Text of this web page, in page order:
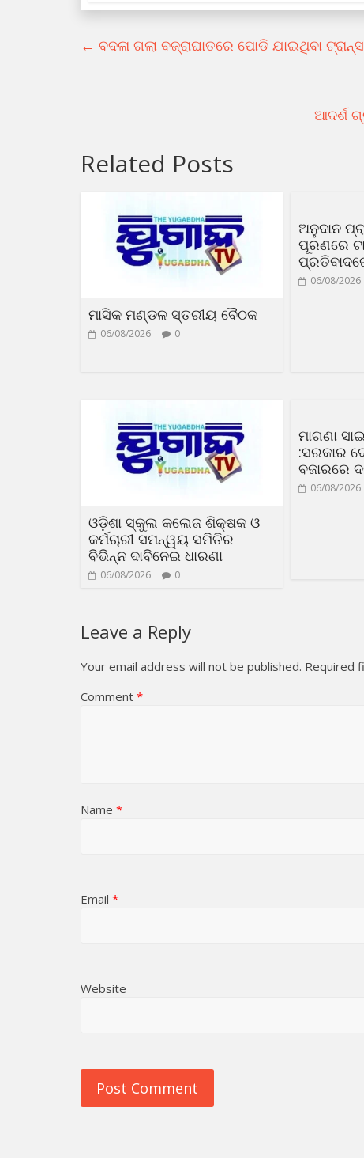
← ବଦଳା ଗଲା ବଜ୍ରାଘାତରେ ପୋଡି ଯାଇଥିବା
ଆଦର୍ଶ
Related Posts
ମାସିକ ମଣ୍ଡଳ ସ୍ତରୀୟ ବୈଠକ
06/08/2026 0
ଅନୁଦାନ
ପୂରଣରେ
06/08/2026
ଓଡ଼ିଶା ସ୍କୁଲ କଲେଜ ଶିକ୍ଷକ ଓ
କର୍ମଚାରୀ ସମନ୍ୱୟ ସମିତିର
ବିଭିନ୍ନ ଦାବିନେଇ ଧାରଣା
06/08/2026 0
ମାଗଣା
:ସରକାର
ବଜାରରେ
06/08/2026
Leave a Reply
Your email address will not be published. Required
Comment *
Name *
Email *
Website